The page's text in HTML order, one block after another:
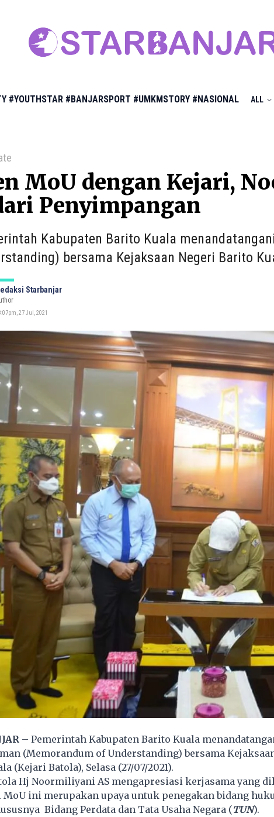
#YOUTHSTAR #BANJARSPORT #UMKMSTORY #NASIONAL ALL
MoU dengan Kejari,
Penyimpangan
Kabupaten Barito Kuala
bersama Kejaksaan Negeri Barito
Starbanjar
27 Jul, 2021
– Pemerintah Kabupaten Barito Kuala
(Memorandum of Understanding) bersama
(Kejari Batola), Selasa (27/07/2021).
Hj Noormiliyani AS mengapresiasi kerjasama yang
ini merupakan upaya untuk penegakan bidang
Bidang Perdata dan Tata Usaha Negara (TUN).